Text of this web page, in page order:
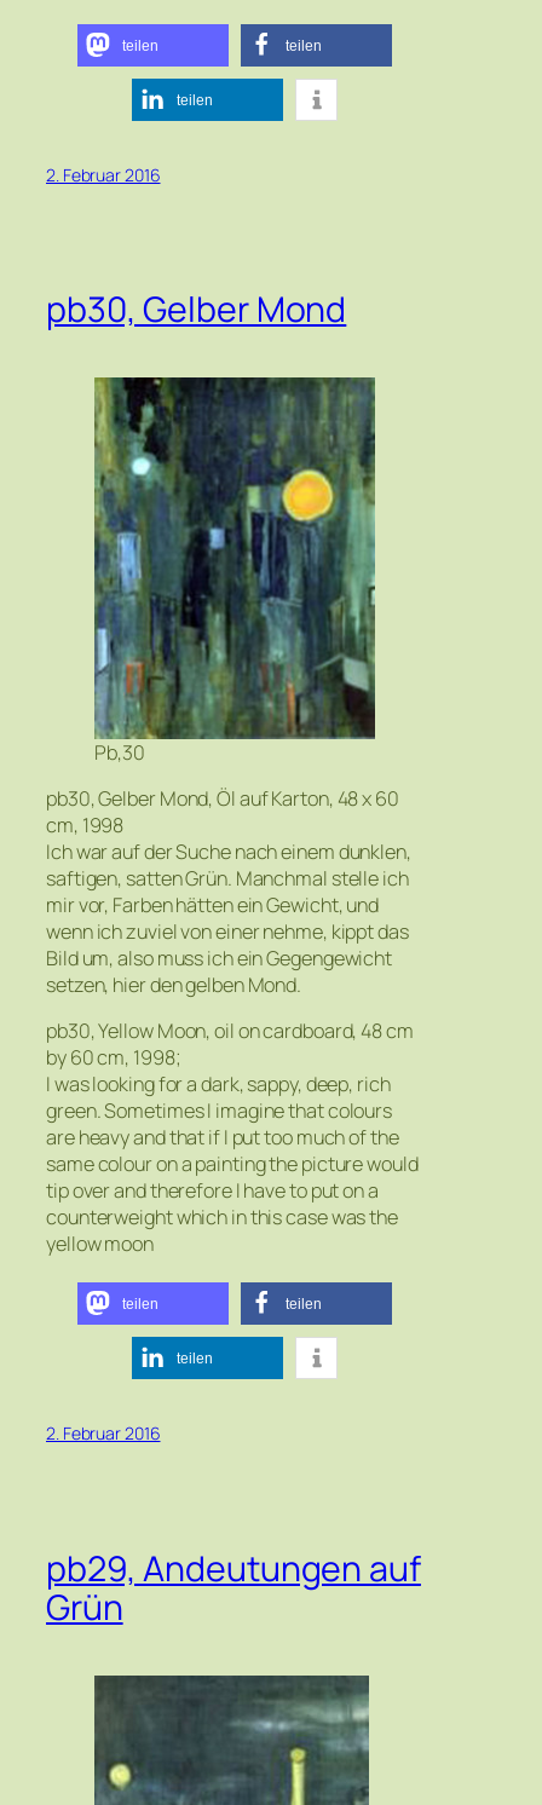
teilen teilen
teilen
2. Februar 2016
pb30, Gelber Mond
Pb,30
pb30, Gelber Mond, Öl auf Karton, 48 x 60
cm, 1998
Ich war auf der Suche nach einem dunklen,
saftigen, satten Grün. Manchmal stelle ich
mir vor, Farben hätten ein Gewicht, und
wenn ich zuviel von einer nehme, kippt das
Bild um, also muss ich ein Gegengewicht
setzen, hier den gelben Mond.
pb30, Yellow Moon, oil on cardboard, 48 cm
by 60 cm, 1998;
I was looking for a dark, sappy, deep, rich
green. Sometimes I imagine that colours
are heavy and that if I put too much of the
same colour on a painting the picture would
tip over and therefore I have to put on a
counterweight which in this case was the
yellow moon
teilen teilen
teilen
2. Februar 2016
pb29, Andeutungen auf
Grün